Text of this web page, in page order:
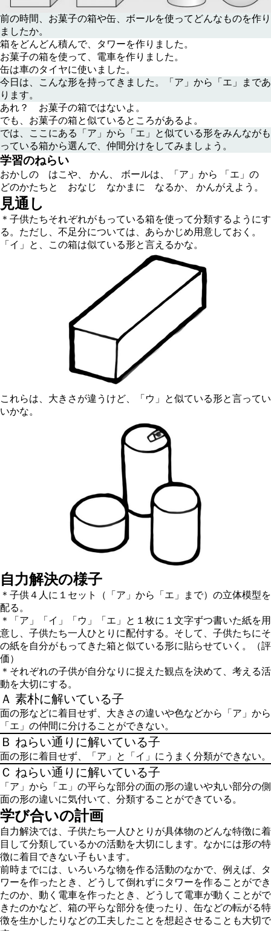
前の時間、お菓子の箱や缶、ボールを使ってどんなものを作り
ましたか。
箱をどんどん積んで、タワーを作りました。
お菓子の箱を使って、電車を作りました。
缶は車のタイヤに使いました。
今日は、こんな形を持ってきました。「ア」から「エ」まであ
ります。
あれ？ お菓子の箱ではないよ。
でも、お菓子の箱と似ているところがあるよ。
では、ここにある「ア」から「エ」と似ている形をみんながも
っている箱から選んで、仲間分けをしてみましょう。
学習のねらい
おかしの はこや、 かん、 ボールは、「ア」から 「エ」の
どのかたちと おなじ なかまに なるか、 かんがえよう。
見通し
＊子供たちそれぞれがもっている箱を使って分類するようにす
る。ただし、不足分については、あらかじめ用意しておく。
「イ」と、この箱は似ている形と言えるかな。
これらは、大きさが違うけど、「ウ」と似ている形と言ってい
いかな。
自力解決の様子
＊子供４人に１セット（「ア」から「エ」まで）の立体模型を
配る。
＊「ア」「イ」「ウ」「エ」と１枚に１文字ずつ書いた紙を用
意し、子供たち一人ひとりに配付する。そして、子供たちにそ
の紙を自分がもってきた箱と似ている形に貼らせていく。（評
価）
＊それぞれの子供が自分なりに捉えた観点を決めて、考える活
動を大切にする。
Ａ 素朴に解いている子
面の形などに着目せず、大きさの違いや色などから「ア」から
「エ」の仲間に分けることができない。
Ｂ ねらい通りに解いている子
面の形に着目せず、「ア」と「イ」にうまく分類ができない。
Ｃ ねらい通りに解いている子
「ア」から「エ」の平らな部分の面の形の違いや丸い部分の側
面の形の違いに気付いて、分類することができている。
学び合いの計画
自力解決では、子供たち一人ひとりが具体物のどんな特徴に着
目して分類しているかの活動を大切にします。なかには形の特
徴に着目できない子もいます。
前時までには、いろいろな物を作る活動のなかで、例えば、タ
ワーを作ったとき、どうして倒れずにタワーを作ることができ
たのか、動く電車を作ったとき、どうして電車が動くことがで
きたのかなど、箱の平らな部分を使ったり、缶などの転がる特
徴を生かしたりなどの工夫したことを想起させることも大切で